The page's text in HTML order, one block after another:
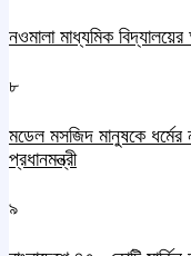
নওমালা মাধ্যমিক
৮
মডেল মসজিদ মানুষকে ধর্মের
প্রধানমন্ত্রী
৯